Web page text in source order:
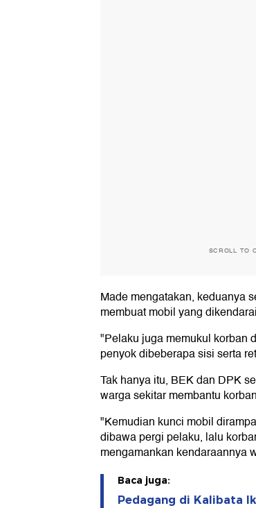
SCROLL TO
Made mengatakan, keduanya
membuat mobil yang
"Pelaku juga memukul korban
penyok dibeberapa sisi serta
Tak hanya itu, BEK dan DPK
warga sekitar membantu
"Kemudian kunci mobil
dibawa pergi pelaku, lalu
mengamankan kendaraannya
Baca juga:
Pedagang di Kalibata